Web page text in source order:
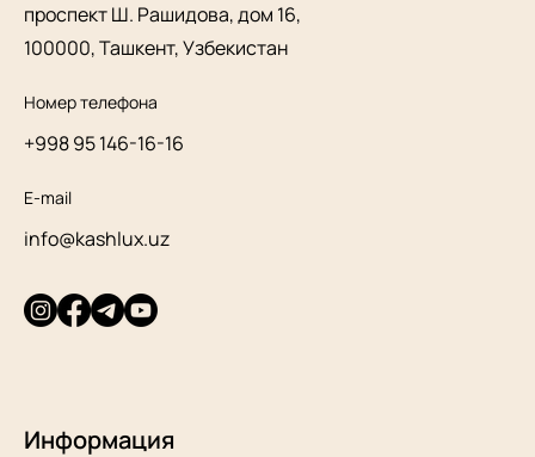
проспект Ш. Рашидова, дом 16,
100000, Ташкент, Узбекистан
Номер телефона
+998 95 146-16-16
E-mail
info@kashlux.uz
Информация